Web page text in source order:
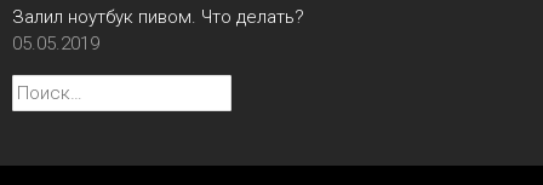
Залил ноутбук пивом. Что делать?
05.05.2019
Найти: